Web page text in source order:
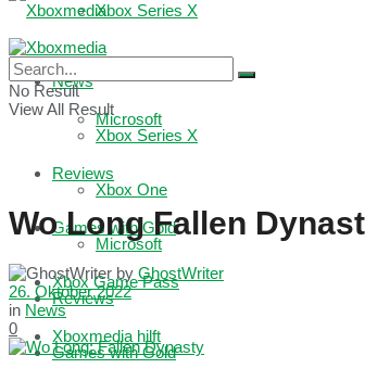
Xbox Series X
Microsoft
Reviews
Games with Gold
Xbox Game Pass
Xboxmedia hilft
News
Xbox Series X
Xbox One
Microsoft
Reviews
Games with Gold
No Result
View All Result
Wo Long Fallen
by GhostWriter
26. Oktober 2022
in News
0